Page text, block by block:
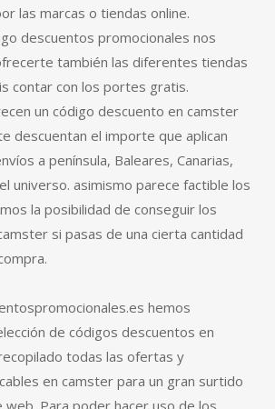
las marcas o tiendas online.
descuentos promocionales nos
también las diferentes tiendas
contar con los portes gratis.
un código descuento en camster
descuentan el importe que aplican
a península, Baleares, Canarias,
universo. asimismo parece factible los
la posibilidad de conseguir los
si pasas de una cierta cantidad
hemos
de códigos descuentos en
todas las ofertas y
en camster para un gran surtido
web. Para poder hacer uso de los